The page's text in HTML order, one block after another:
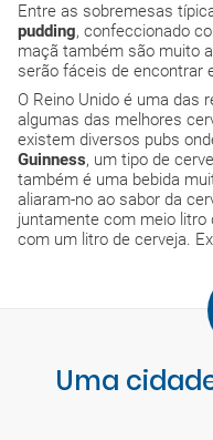
Entre as sobremesas
pudding, confeccionado
maçã também são muito
serão fáceis de encontrar
O Reino Unido é uma das
algumas das melhores
existem diversos pubs
Guinness, um tipo de
também é uma bebida
aliaram-no ao sabor da
juntamente com meio litro
com um litro de cerveja.
Uma